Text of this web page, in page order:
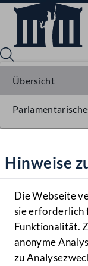
Hilfe
Benutzer
MENÜ
Hinweise
Die Webseite
sie erforderlich
Funktionalität.
anonyme
zu
Übersicht